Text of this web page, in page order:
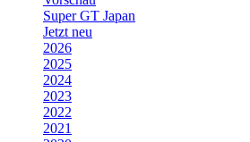
Super GT Japan
Jetzt neu
2026
2025
2024
2023
2022
2021